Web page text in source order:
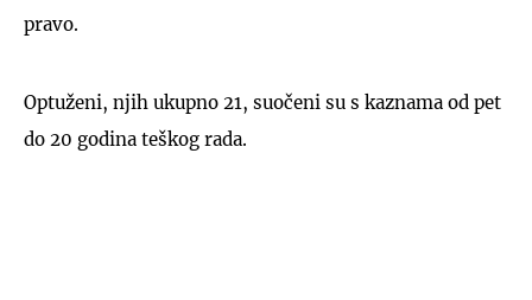
pravo.
Optuženi, njih ukupno 21, suočeni su s kaznama od pet
do 20 godina teškog rada.